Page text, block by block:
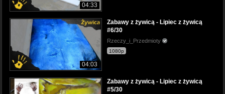
04:33
04:03
Zabawy z żywicą - Lipiec z żywicą
#6/30
Rzeczy_i_Przedmioty
1080p
Zabawy z żywicą - Lipiec z żywicą
#5/30